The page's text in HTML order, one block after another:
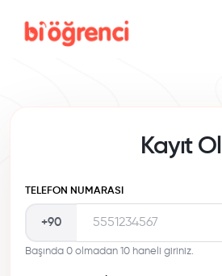
Kayıt Ol
TELEFON NUMARASI
+90
Başında 0 olmadan 10 haneli giriniz.